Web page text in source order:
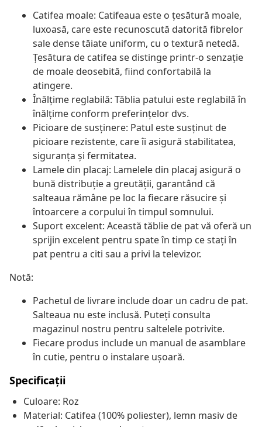
Catifea moale: Catifeaua este o țesătură moale,
luxoasă, care este recunoscută datorită fibrelor
sale dense tăiate uniform, cu o textură netedă.
Țesătura de catifea se distinge printr-o senzație
de moale deosebită, fiind confortabilă la
atingere.
Înălțime reglabilă: Tăblia patului este reglabilă în
înălțime conform preferințelor dvs.
Picioare de susținere: Patul este susținut de
picioare rezistente, care îi asigură stabilitatea,
siguranța și fermitatea.
Lamele din placaj: Lamelele din placaj asigură o
bună distribuție a greutății, garantând că
salteaua rămâne pe loc la fiecare răsucire și
întoarcere a corpului în timpul somnului.
Suport excelent: Această tăblie de pat vă oferă un
sprijin excelent pentru spate în timp ce stați în
pat pentru a citi sau a privi la televizor.
Notă:
Pachetul de livrare include doar un cadru de pat.
Salteaua nu este inclusă. Puteți consulta
magazinul nostru pentru saltelele potrivite.
Fiecare produs include un manual de asamblare
în cutie, pentru o instalare ușoară.
Specificații
Culoare: Roz
Material: Catifea (100% poliester), lemn masiv de